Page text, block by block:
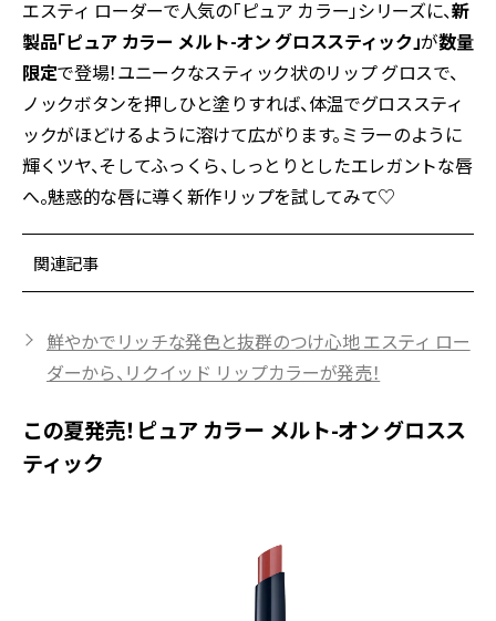
エスティ ローダーで人気の「ピュア カラー」シリーズに、新
製品「ピュア カラー メルト-オン グロススティック」が数量
限定で登場！ユニークなスティック状のリップ グロスで、
ノックボタンを押しひと塗りすれば、体温でグロススティ
ックがほどけるように溶けて広がります。ミラーのように
輝くツヤ、そしてふっくら、しっとりとしたエレガントな唇
へ。魅惑的な唇に導く新作リップを試してみて♡
関連記事
鮮やかでリッチな発色と抜群のつけ心地 エスティ ロー
ダーから、リクイッド リップカラーが発売！
この夏発売！ピュア カラー メルト-オン グロスス
ティック